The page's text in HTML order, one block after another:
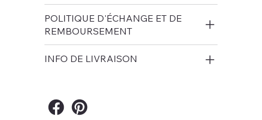
POLITIQUE D'ÉCHANGE ET DE
REMBOURSEMENT
INFO DE LIVRAISON